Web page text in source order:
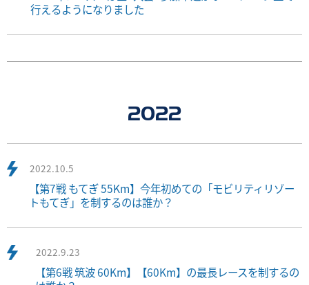
行えるようになりました
2022
2022.10.5
【第7戦 もてぎ 55Km】今年初めての「モビリティリゾー
トもてぎ」を制するのは誰か？
2022.9.23
【第6戦 筑波 60Km】【60Km】の最長レースを制するの